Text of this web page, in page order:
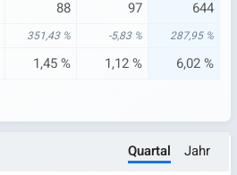
88 97 644
351,43 % -5,83 % 287,95 %
1,45 % 1,12 % 6,02 %
Quartal Jahr